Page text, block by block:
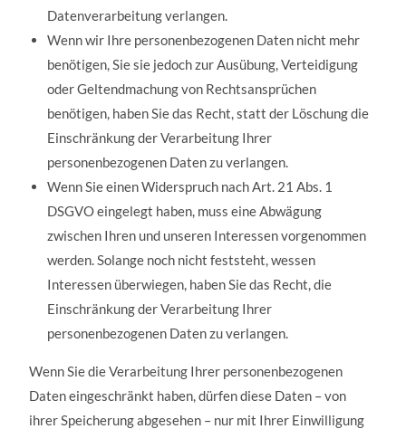
Datenverarbeitung verlangen.
Wenn wir Ihre personenbezogenen Daten nicht mehr
benötigen, Sie sie jedoch zur Ausübung, Verteidigung
oder Geltendmachung von Rechtsansprüchen
benötigen, haben Sie das Recht, statt der Löschung die
Einschränkung der Verarbeitung Ihrer
personenbezogenen Daten zu verlangen.
Wenn Sie einen Widerspruch nach Art. 21 Abs. 1
DSGVO eingelegt haben, muss eine Abwägung
zwischen Ihren und unseren Interessen vorgenommen
werden. Solange noch nicht feststeht, wessen
Interessen überwiegen, haben Sie das Recht, die
Einschränkung der Verarbeitung Ihrer
personenbezogenen Daten zu verlangen.
Wenn Sie die Verarbeitung Ihrer personenbezogenen
Daten eingeschränkt haben, dürfen diese Daten – von
ihrer Speicherung abgesehen – nur mit Ihrer Einwilligung